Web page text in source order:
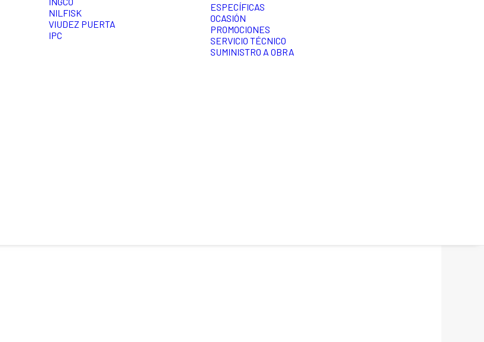
NILFISK
VIUDEZ PUERTA
IPC
ESPECÍFICAS
OCASIÓN
PROMOCIONES
SERVICIO TÉCNICO
SUMINISTRO A OBRA